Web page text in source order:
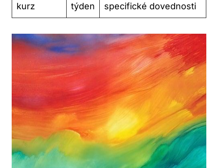
kurz
týden
specifické dovednosti